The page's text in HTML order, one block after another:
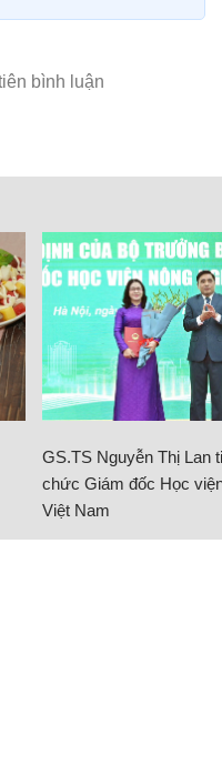
GS.TS Nguyễn Thị Lan
chức Giám đốc Học
Việt Nam